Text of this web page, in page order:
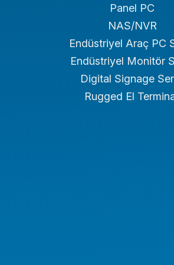
Panel PC
NAS/NVR
Endüstriyel Araç PC
Endüstriyel Monitör
Digital Signage
Rugged El